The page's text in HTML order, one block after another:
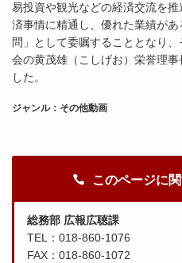
易投資や観光などの経済交流を
済事情に精通し、優れた業績が
問」として委嘱することとなり
会の黄茂雄（こしげお）栄誉理
した。
ジャンル：その他動画
このページに
総務部 広報広聴課
TEL：018-860-1076
FAX：018-860-1072